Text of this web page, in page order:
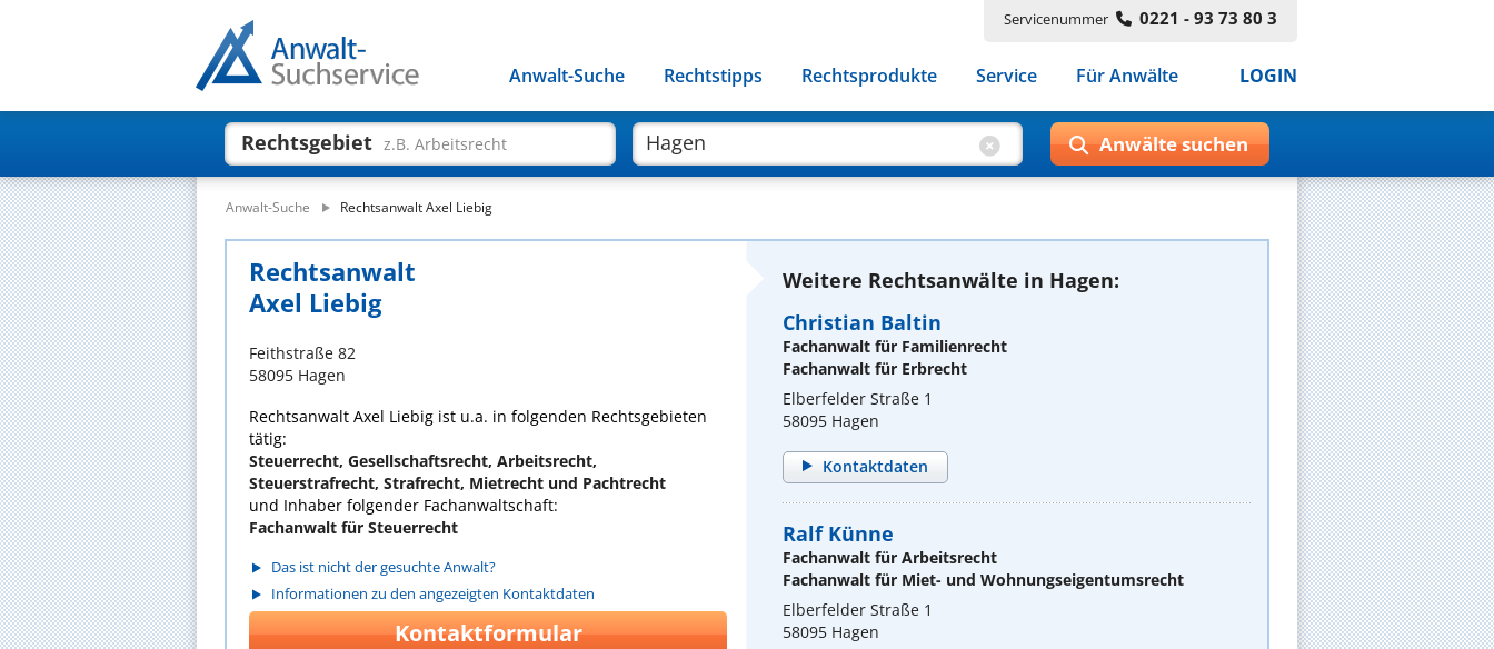
Servicenummer 0221 - 93 73 80 3
Anwalt-Suche Rechtstipps Rechtsprodukte Service Für Anwälte LOGIN
Rechtsgebiet z.B. Arbeitsrecht
Anwalt-Suche Rechtsanwalt Axel Liebig
Rechtsanwalt
Axel Liebig
Feithstraße 82
58095 Hagen
Rechtsanwalt Axel Liebig ist u.a. in folgenden Rechtsgebieten
tätig:
Steuerrecht, Gesellschaftsrecht, Arbeitsrecht,
Steuerstrafrecht, Strafrecht, Mietrecht und Pachtrecht
und Inhaber folgender Fachanwaltschaft:
Fachanwalt für Steuerrecht
Das ist nicht der gesuchte Anwalt?
Informationen zu den angezeigten Kontaktdaten
Kontaktformular
Weitere Rechtsanwälte in Hagen:
Christian Baltin
Fachanwalt für Familienrecht
Fachanwalt für Erbrecht
Elberfelder Straße 1
58095 Hagen
Kontaktdaten
Ralf Künne
Fachanwalt für Arbeitsrecht
Fachanwalt für Miet- und Wohnungseigentumsrecht
Elberfelder Straße 1
58095 Hagen